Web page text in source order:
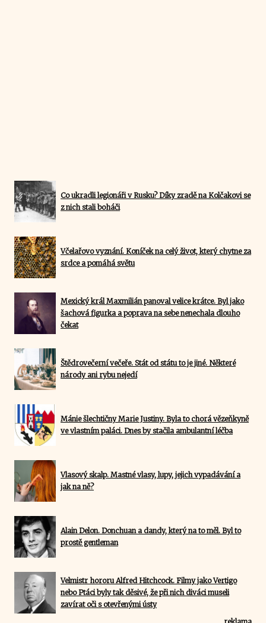
Co ukradli legionáři v Rusku? Díky zradě na Kolčakovi se
z nich stali boháči
Včelařovo vyznání. Koníček na celý život, který chytne za
srdce a pomáhá světu
Mexický král Maxmilián panoval velice krátce. Byl jako
šachová figurka a poprava na sebe nenechala dlouho
čekat
Štědrovečerní večeře. Stát od státu to je jiné. Některé
národy ani rybu nejedí
Mánie šlechtičny Marie Justiny. Byla to chorá vězeňkyně
ve vlastním paláci. Dnes by stačila ambulantní léčba
Vlasový skalp. Mastné vlasy, lupy, jejich vypadávání a
jak na ně?
Alain Delon. Donchuan a dandy, který na to měl. Byl to
prostě gentleman
Velmistr hororu Alfred Hitchcock. Filmy jako Vertigo
nebo Ptáci byly tak děsivé, že při nich diváci museli
zavírat oči s otevřenými ústy